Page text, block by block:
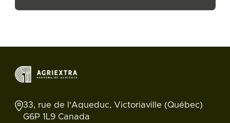
33, rue de l'Aqueduc, Victoriaville (Québec)
G6P 1L9 Canada